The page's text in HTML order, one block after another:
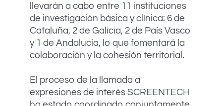
llevarán a cabo entre 11 instituciones
de investigación básica y clínica: 6 de
Cataluña, 2 de Galicia, 2 de País Vasco
y 1 de Andalucía, lo que fomentará la
colaboración y la cohesión territorial.
El proceso de la llamada a
expresiones de interés SCREENTECH